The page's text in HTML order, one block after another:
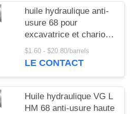
huile hydraulique anti-
usure 68 pour
excavatrice et chariot
élévateur
$1.60 - $20.80/barrels
LE CONTACT
Huile hydraulique VG L
HM 68 anti-usure haute